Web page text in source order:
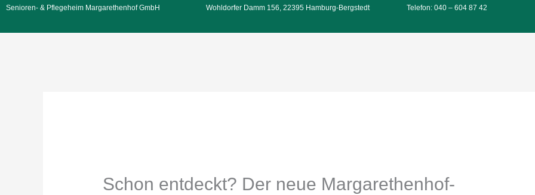
Zum
springen
Senioren- & Pflegeheim Margarethenhof GmbH Wohldorfer Damm 156, 22395 Hamburg-Bergstedt Telefon: 040 – 604 87 42
Schon entdeckt? Der neue Margarethenhof-